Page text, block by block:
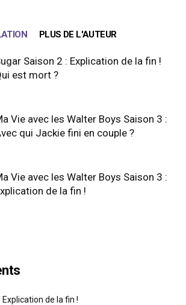
PLUS DE L'AUTEUR
Saison 2 : Explication de la fin !
est mort ?
Vie avec les Walter Boys Saison 3 :
qui Jackie fini en couple ?
Vie avec les Walter Boys Saison 3 :
de la fin !
de la fin !